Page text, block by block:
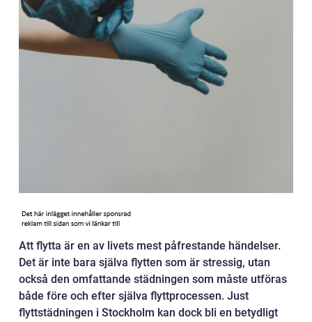
Att flytta är en av livets mest påfrestande händelser.
Det är inte bara själva flytten som är stressig, utan
också den omfattande städningen som måste utföras
både före och efter själva flyttprocessen. Just
flyttstädningen i Stockholm kan dock bli en betydligt